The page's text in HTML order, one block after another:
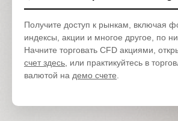
Получите доступ к рынкам, включая
индексы, акции и многое другое, по
Начните торговать CFD акциями,
счет здесь , или практикуйтесь в
валютой на демо счете